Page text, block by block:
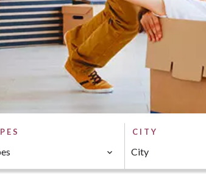
CITY
City